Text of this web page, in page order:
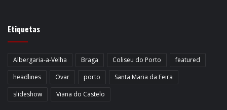
Etiquetas
Albergaria-a-Velha Braga Coliseu do Porto
featured
headlines
Ovar porto
Santa Maria da Feira
slideshow
Viana do Castelo